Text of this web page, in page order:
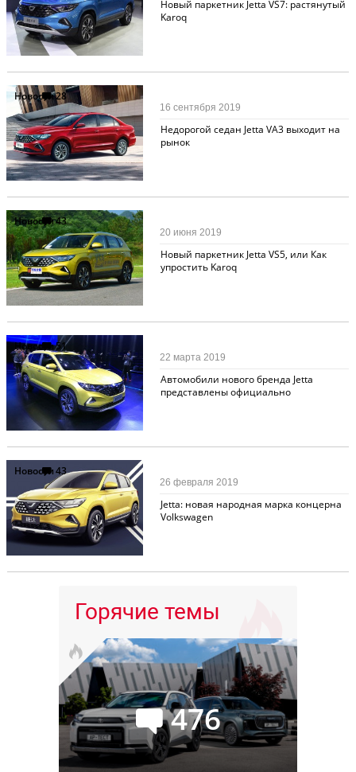
Новый паркетник Jetta VS7: растянутый
Karoq
Новости28
Недорогой седан Jetta VA3 выходит на
рынок
16 сентября 2019
Новости43
Новый паркетник Jetta VS5, или Как
упростить Karoq
20 июня 2019
Новости51
Автомобили нового бренда Jetta
представлены официально
22 марта 2019
Новости43
Jetta: новая народная марка концерна
Volkswagen
26 февраля 2019
Горячие темы
476